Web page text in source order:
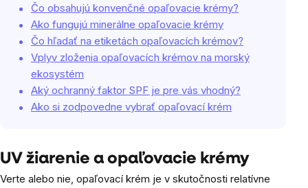
Čo obsahujú konvenčné opaľovacie krémy?
Ako fungujú minerálne opaľovacie krémy
Čo hľadať na etiketách opaľovacích krémov?
Vplyv zloženia opaľovacích krémov na morský
ekosystém
Aký ochranný faktor SPF je pre vás vhodný?
Ako si zodpovedne vybrať opaľovací krém
UV žiarenie a opaľovacie krémy
Verte alebo nie, opaľovací krém je v skutočnosti relatívne